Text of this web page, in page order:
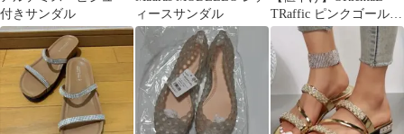
付きサンダル
ィースサンダル
TRaffic ピンクゴールド
サンダル Mサイズ